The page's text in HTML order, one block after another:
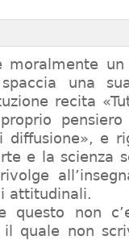
moralmente
una
recita
e
e la scienza
attitudinali.
questo non
quale non